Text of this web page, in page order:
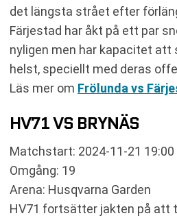
det längsta strået efter
Färjestad har åkt på ett par
nyligen men har kapacitet att
helst, speciellt med deras
Läs mer om Frölunda vs
HV71 VS BRYNÄS
Matchstart: 2024-11-21
Omgång: 19
Arena: Husqvarna Garden
HV71 fortsätter jakten på att